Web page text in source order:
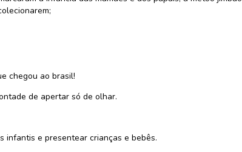
chegou ao brasil!
de apertar só de olhar.
infantis e presentear crianças e bebês.